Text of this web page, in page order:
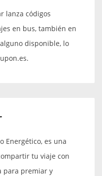
lanza códigos
en bus, también en
disponible, lo
Energético, es una
tu viaje con
para premiar y